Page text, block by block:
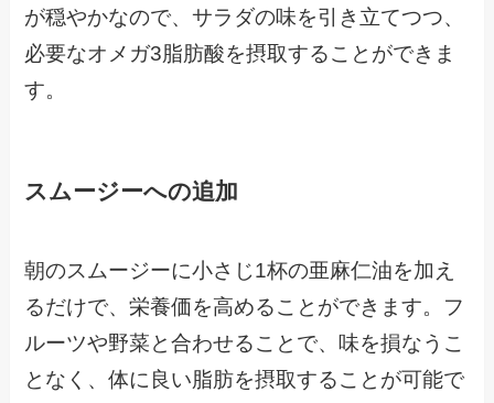
が穏やかなので、サラダの味を引き立てつつ、
必要なオメガ3脂肪酸を摂取することができま
す。
スムージーへの追加
朝のスムージーに小さじ1杯の亜麻仁油を加え
るだけで、栄養価を高めることができます。フ
ルーツや野菜と合わせることで、味を損なうこ
となく、体に良い脂肪を摂取することが可能で